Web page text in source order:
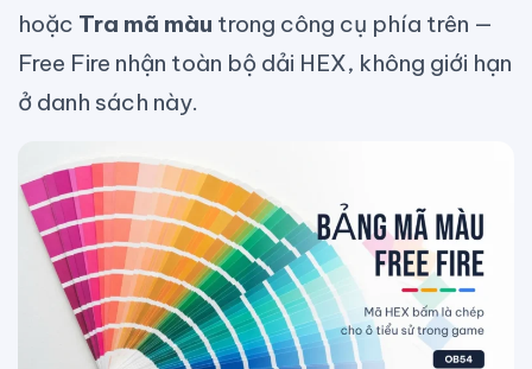
hoặc Tra mã màu trong công cụ phía trên —
Free Fire nhận toàn bộ dải HEX, không giới hạn
ở danh sách này.